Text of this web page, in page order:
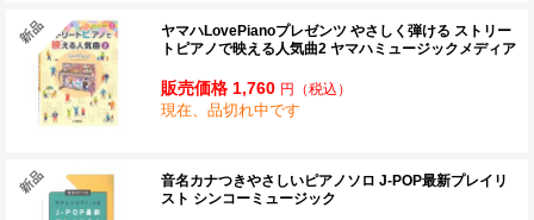
ヤマハLovePianoプレゼンツ やさしく弾ける ストリー
トピアノで映える人気曲2 ヤマハミュージックメディア
販売価格 1,760 円 （税込）
現在、品切れ中です
音名カナつきやさしいピアノソロ J-POP最新プレイリ
スト シンコーミュージック